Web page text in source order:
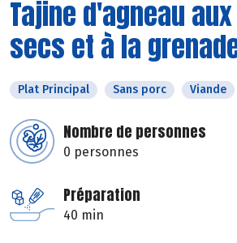
Tajine d'agneau
secs et à la
Plat Principal Sans porc Viande
Nombre de personnes
0 personnes
Préparation
40 min